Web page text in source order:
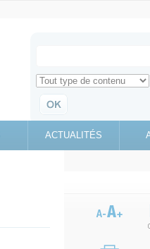
Search for
Retrouvez toute l'information sur le
ACTUALITÉS